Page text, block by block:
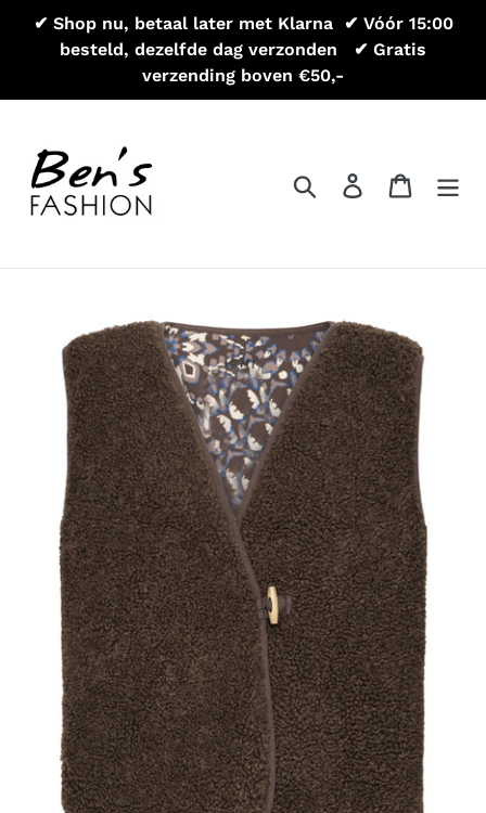
Meteen
inhoud
✔ Shop nu, betaal later met Klarna ㅤㅤㅤ ✔ Vóór 15:00
besteld, dezelfde dag verzonden ㅤ ㅤㅤ ✔ Gratis
verzending boven €50,-
ZoekenAanmelden